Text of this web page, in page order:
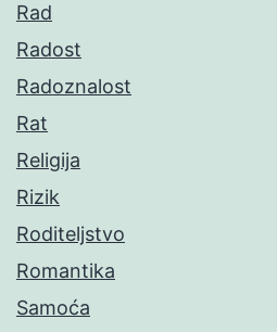
Rad
Radost
Radoznalost
Rat
Religija
Rizik
Roditeljstvo
Romantika
Samoća